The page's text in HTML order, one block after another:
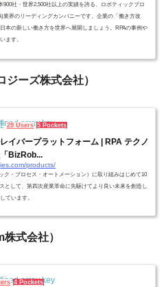
900社・世界2,500社以上の実績を誇る、ロボティックプロ
業界のリーディングカンパニーです。企業の「働き方改
本の新しい働き方を世界へ展開しましょう。RPAの事例や
ます。
ーズ株式会社）
29 Users 5 Pockets
イバープラットフォーム | RPA テクノ
BizRob...
products/
ク・プロセス・オートメーション）に取り組みはじめて10
として、第四次産業革命に先駆けてより良い未来を創造し
ています。
式会社）
4 Pockets